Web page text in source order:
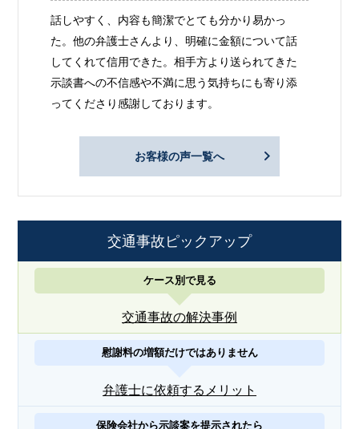
話しやすく、内容も簡潔でとても分かり易かっ
た。他の弁護士さんより、明確に金額について話
してくれて信用できた。相手方より送られてきた
示談書への不信感や不満に思う気持ちにも寄り添
ってくださり感謝しております。
お客様の声一覧へ
交通事故ピックアップ
ケース別で見る
交通事故の解決事例
慰謝料の増額だけではありません
弁護士に依頼するメリット
保険会社から示談案を提示されたら